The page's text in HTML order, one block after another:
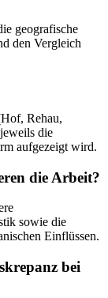
geografische
den Vergleich
Rehau,
die
aufgezeigt wird.
die Arbeit?
sowie die
Einflüssen.
bei